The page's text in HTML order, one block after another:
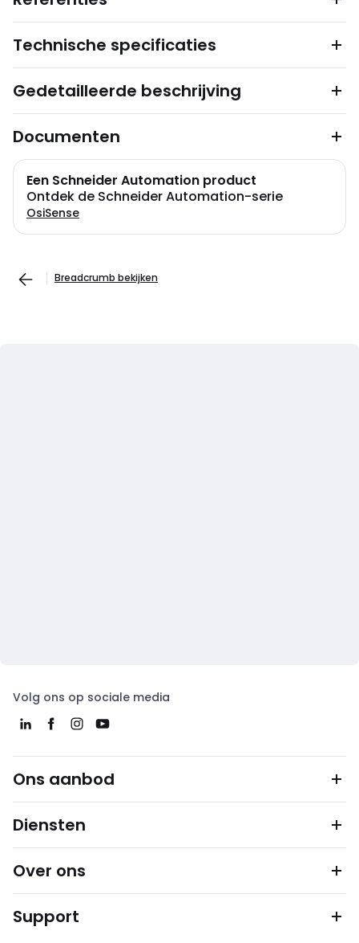
Technische specificaties
Gedetailleerde beschrijving
Documenten
Een Schneider Automation product
Ontdek de Schneider Automation-serie
OsiSense
Breadcrumb bekijken
Volg ons op sociale media
Ons aanbod
Diensten
Over ons
Support